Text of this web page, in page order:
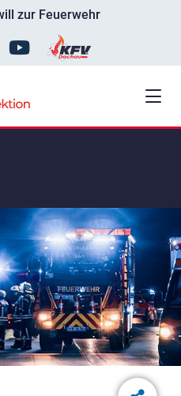
zur Feuerwehr